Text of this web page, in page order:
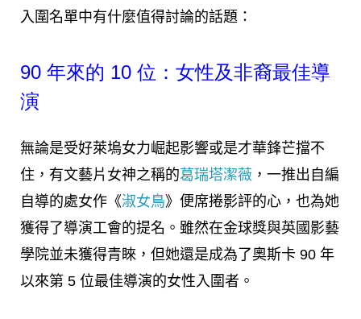
入圍名單中有什麼值得討論的話題：
90 年來的 10 位：女性及非裔最佳導
演
無論是受好萊塢女力崛起影響或是才華鋒芒擋不
住，有文藝片女神之稱的葛瑞塔潔薇 ，一推出自編
自導的處女作《淑女鳥》便席捲影評的心，也為她
獲得了導演工會的提名。雖然在金球獎與英國影藝
學院並未獲得青睞，但她還是成為了奧斯卡 90 年
以來第 5 位最佳導演的女性入圍者。